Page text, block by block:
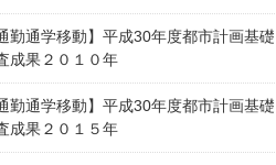
通勤通学移動】平成30年度都市計画基礎
成果２０１０年
通勤通学移動】平成30年度都市計画基礎
成果２０１５年